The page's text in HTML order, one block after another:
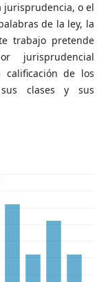
jurisprudencia, o el
de la ley, la
trabajo pretende
jurisprudencial
de los
clases y sus